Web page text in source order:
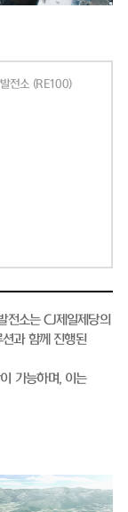
전소 (RE100)
전소는 CJ제일제당의
과 함께 진행된
가능하며, 이는